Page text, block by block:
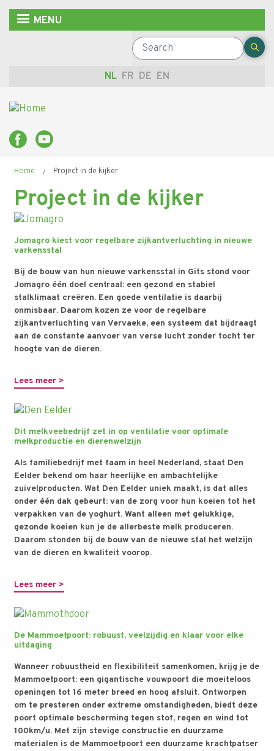
Overslaan
MENU
Search
NL FR DE EN
Kruimelpad
Home Project in de kijker
Project in de kijker
Jomagro kiest voor regelbare zijkantverluchting in nieuwe
varkensstal
Bij de bouw van hun nieuwe varkensstal in Gits stond voor
Jomagro één doel centraal: een gezond en stabiel
stalklimaat creëren. Een goede ventilatie is daarbij
onmisbaar. Daarom kozen ze voor de regelbare
zijkantverluchting van Vervaeke, een systeem dat bijdraagt
aan de constante aanvoer van verse lucht zonder tocht ter
hoogte van de dieren.
Lees meer >
Dit melkveebedrijf zet in op ventilatie voor optimale
melkproductie en dierenwelzijn
Als familiebedrijf met faam in heel Nederland, staat Den
Eelder bekend om haar heerlijke en ambachtelijke
zuivelproducten. Wat Den Eelder uniek maakt, is dat alles
onder één dak gebeurt: van de zorg voor hun koeien tot het
verpakken van de yoghurt. Want alleen met gelukkige,
gezonde koeien kun je de allerbeste melk produceren.
Daarom stonden bij de bouw van de nieuwe stal het welzijn
van de dieren en kwaliteit voorop.
Lees meer >
De Mammoetpoort: robuust, veelzijdig en klaar voor elke
uitdaging
Wanneer robuustheid en flexibiliteit samenkomen, krijg je de
Mammoetpoort: een gigantische vouwpoort die moeiteloos
openingen tot 16 meter breed en hoog afsluit. Ontworpen
om te presteren onder extreme omstandigheden, biedt deze
poort optimale bescherming tegen stof, regen en wind tot
100km/u. Met zijn stevige constructie en duurzame
materialen is de Mammoetpoort een duurzame krachtpatser